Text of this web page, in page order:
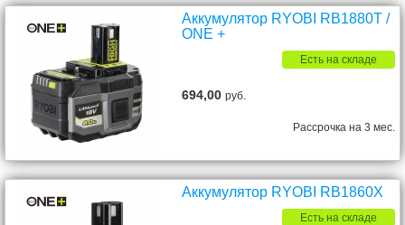
Аккумулятор RYOBI RB1880T /
ONE +
Есть на складе
694,00руб.
Рассрочка на 3 мес.
Аккумулятор RYOBI RB1860X
Есть на складе